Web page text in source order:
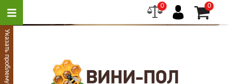
0 0
Указать проблему